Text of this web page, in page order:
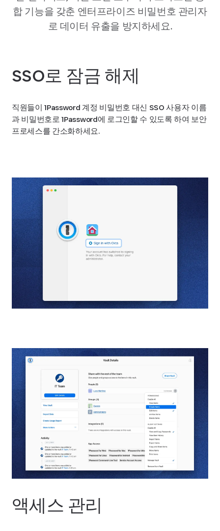
합 기능을 갖춘 엔터프라이즈 비밀번호 관리자
로 데이터 유출을 방지하세요.
SSO로 잠금 해제
직원들이 1Password 계정 비밀번호 대신 SSO 사용자 이름
과 비밀번호로 1Password에 로그인할 수 있도록 하여 보안
프로세스를 간소화하세요.
액세스 관리